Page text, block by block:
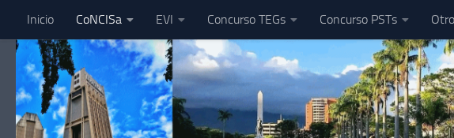
Skip to content
Inicio CoNCISa EVI Concurso TEGs Concurso PSTs